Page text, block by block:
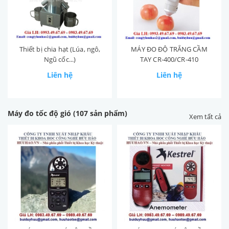
Thiết bị chia hạt (Lúa, ngô,
Ngũ cốc...)
Liên hệ
MÁY ĐO ĐỘ TRẮNG CẦM
TAY CR-400/CR-410
Liên hệ
Máy đo tốc độ gió (107 sản phẩm) Xem tất cả